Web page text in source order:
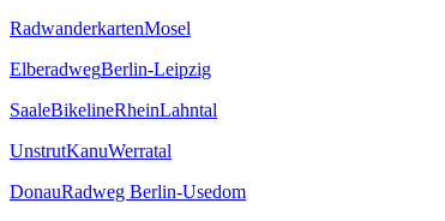
RadwanderkartenMosel
ElberadwegBerlin-Leipzig
SaaleBikelineRheinLahntal
UnstrutKanuWerratal
DonauRadweg Berlin-Usedom